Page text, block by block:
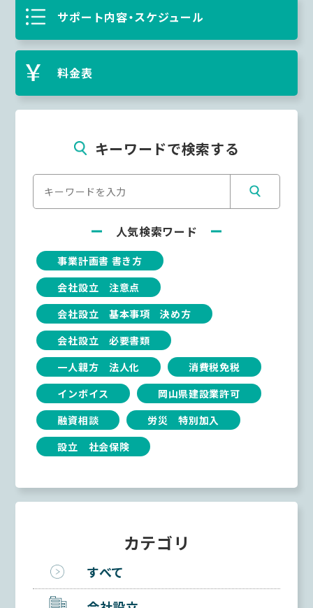
サポート内容・スケジュール
料金表
キーワードで検索する
人気検索ワード
事業計画書 書き方
会社設立 注意点
会社設立 基本事項 決め方
会社設立 必要書類
一人親方 法人化
消費税免税
インボイス
岡山県建設業許可
融資相談
労災 特別加入
設立 社会保険
カテゴリ
すべて